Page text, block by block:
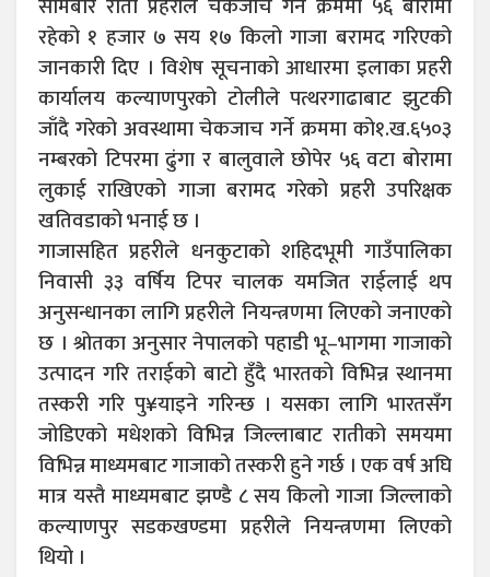
सोमबार राती प्रहरीले चेकजाच गर्ने क्रममा ५६ बोरामा
रहेको १ हजार ७ सय १७ किलो गाजा बरामद गरिएको
जानकारी दिए । विशेष सूचनाको आधारमा इलाका प्रहरी
कार्यालय कल्याणपुरको टोलीले पत्थरगाढाबाट झुटकी
जाँदै गरेको अवस्थामा चेकजाच गर्ने क्रममा को१.ख.६५०३
नम्बरको टिपरमा ढुंगा र बालुवाले छोपेर ५६ वटा बोरामा
लुकाई राखिएको गाजा बरामद गरेको प्रहरी उपरिक्षक
खतिवडाको भनाई छ ।
गाजासहित प्रहरीले धनकुटाको शहिदभूमी गाउँपालिका
निवासी ३३ वर्षिय टिपर चालक यमजित राईलाई थप
अनुसन्धानका लागि प्रहरीले नियन्त्रणमा लिएको जनाएको
छ । श्रोतका अनुसार नेपालको पहाडी भू–भागमा गाजाको
उत्पादन गरि तराईको बाटो हुँदै भारतको विभिन्न स्थानमा
तस्करी गरि पु¥याइने गरिन्छ । यसका लागि भारतसँग
जोडिएको मधेशको विभिन्न जिल्लाबाट रातीको समयमा
विभिन्न माध्यमबाट गाजाको तस्करी हुने गर्छ । एक वर्ष अघि
मात्र यस्तै माध्यमबाट झण्डै ८ सय किलो गाजा जिल्लाको
कल्याणपुर सडकखण्डमा प्रहरीले नियन्त्रणमा लिएको
थियो ।